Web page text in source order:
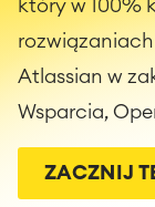
który w 100%
Atlassian w
Wsparcia,
ZACZNIJ